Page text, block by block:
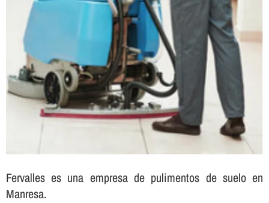
Fervalles es una empresa de pulimentos de suelo en
Manresa.